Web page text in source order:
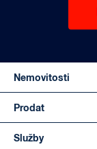
Nemovitosti
Prodat
Služby